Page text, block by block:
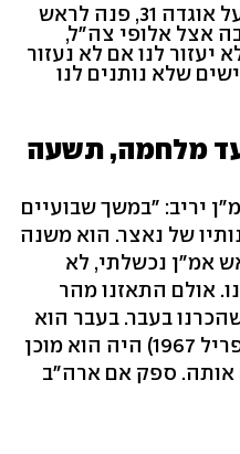
האלוף אברהם יפה, שפיקד על אוגדה 31, פנה לראש
אצל אלופי צה"ל,
יעזור לנו אם לא נעזור
שלא נותנים לנו
מלחמה, תשעה
יריב: "במשך שבועיים
של נאצר. הוא משנה
אמ"ן נכשלתי, לא
אולם התאזנו מהר
בעבר. בעבר הוא
לא רצה להסתבך, (עד סוף אפריל 1967) היה הוא מוכן
אותה. ספק אם ארה"ב